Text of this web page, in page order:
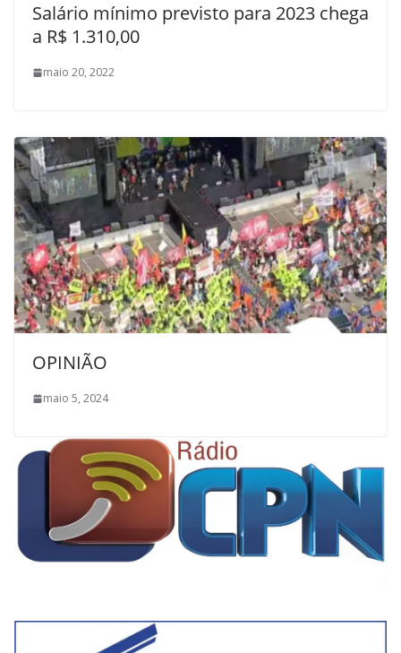
Salário mínimo previsto para 2023 chega
a R$ 1.310,00
maio 20, 2022
OPINIÃO
maio 5, 2024